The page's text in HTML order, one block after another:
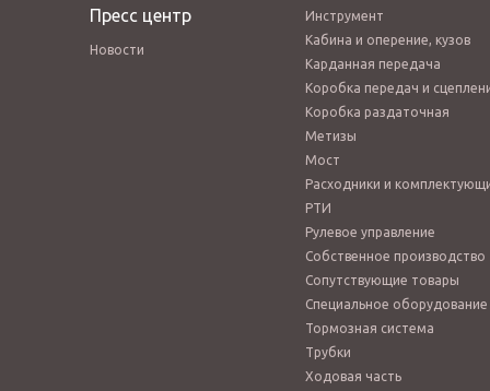
Пресс центр
Новости
Инструмент
Кабина и оперение, кузов
Карданная передача
Коробка передач и
Коробка раздаточная
Метизы
Мост
Расходники и
РТИ
Рулевое управление
Собственное производство
Сопутствующие товары
Специальное оборудование
Тормозная система
Трубки
Ходовая часть